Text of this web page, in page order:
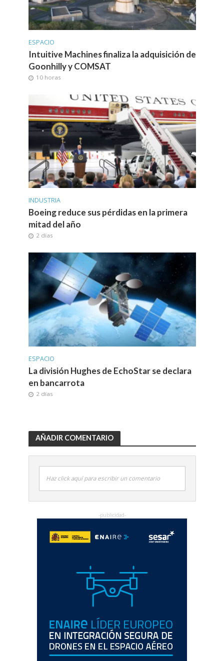
ESPACIO
Intuitive Machines finaliza la adquisición de
Goonhilly y COMSAT
10 horas
INDUSTRIA
Boeing reduce sus pérdidas en la primera
mitad del año
2 días
ESPACIO
La división Hughes de EchoStar se declara
en bancarrota
2 días
AÑADIR COMENTARIO
Haz click aquí para escribir un comentario